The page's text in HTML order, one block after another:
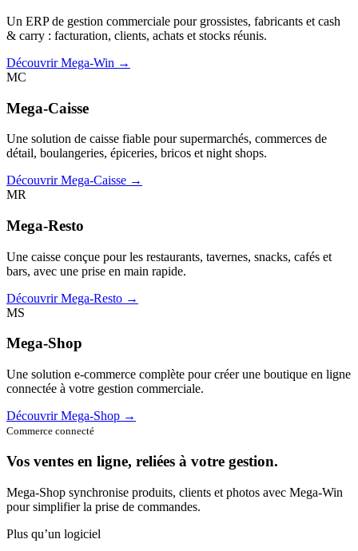
Un ERP de gestion commerciale pour grossistes, fabricants et cash
& carry : facturation, clients, achats et stocks réunis.
Découvrir Mega-Win →
MC
Mega-Caisse
Une solution de caisse fiable pour supermarchés, commerces de
détail, boulangeries, épiceries, bricos et night shops.
Découvrir Mega-Caisse →
MR
Mega-Resto
Une caisse conçue pour les restaurants, tavernes, snacks, cafés et
bars, avec une prise en main rapide.
Découvrir Mega-Resto →
MS
Mega-Shop
Une solution e-commerce complète pour créer une boutique en ligne
connectée à votre gestion commerciale.
Découvrir Mega-Shop →
Commerce connecté
Vos ventes en ligne, reliées à votre gestion.
Mega-Shop synchronise produits, clients et photos avec Mega-Win
pour simplifier la prise de commandes.
Plus qu’un logiciel